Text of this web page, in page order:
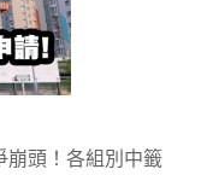
崩頭！各組別中籤